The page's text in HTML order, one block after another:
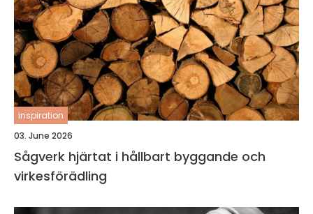
inspiration
03. June 2026
Sågverk hjärtat i hållbart byggande och
virkesförädling